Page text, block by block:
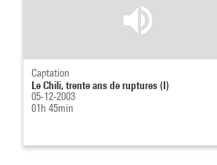
Captation
Le Chili, trente ans de ruptures (I)
05-12-2003
01h 45min